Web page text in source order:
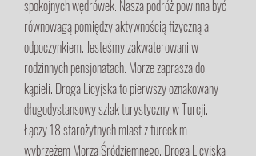
spokojnych wędrówek. Nasza podróż powinna być
równowagą pomiędzy aktywnością fizyczną a
odpoczynkiem. Jesteśmy zakwaterowani w
rodzinnych pensjonatach. Morze zaprasza do
kąpieli. Droga Licyjska to pierwszy oznakowany
długodystansowy szlak turystyczny w Turcji.
Łączy 18 starożytnych miast z tureckim
wybrzeżem Morza Śródziemnego. Droga Licyjska